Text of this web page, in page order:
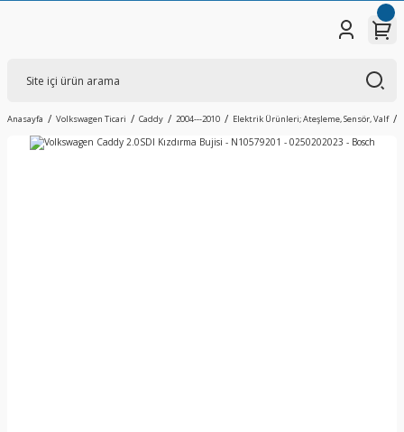
Anasayfa Volkswagen Ticari Caddy 2004---2010 Elektrik Ürünleri; Ateşleme, Sensör, Valf